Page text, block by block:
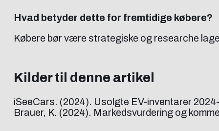
Hvad betyder dette for fremtidige købere?
Købere bør være strategiske og researche
Kilder til denne artikel
iSeeCars. (2024). Usolgte EV-inventarer
Brauer, K. (2024). Markedsvurdering og